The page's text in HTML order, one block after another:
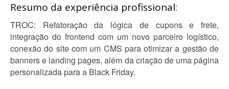
Resumo da experiência profissional:
TROC: Refatoração da lógica de cupons e frete,
integração do frontend com um novo parceiro logístico,
conexão do site com um CMS para otimizar a gestão de
banners e landing pages, além da criação de uma página
personalizada para a Black Friday.